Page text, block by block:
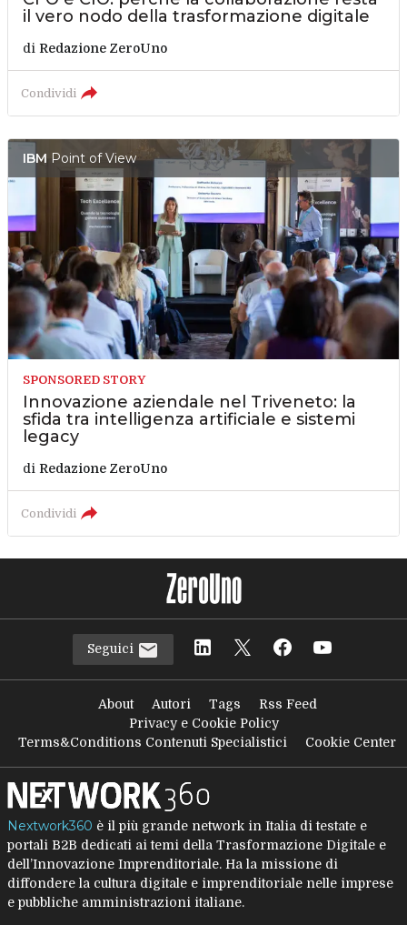
il vero nodo della trasformazione digitale
di Redazione ZeroUno
Condividi
IBMPoint of View
SPONSORED STORY
Innovazione aziendale nel Triveneto: la
sfida tra intelligenza artificiale e sistemi
legacy
di Redazione ZeroUno
Condividi
Seguici
About Autori Tags
Rss Feed
Privacy e Cookie Policy
Terms&Conditions Contenuti Specialistici
Cookie Center
Nextwork360 è il più grande network in Italia di testate e
portali B2B dedicati ai temi della Trasformazione Digitale e
dell’Innovazione Imprenditoriale. Ha la missione di
diffondere la cultura digitale e imprenditoriale nelle imprese
e pubbliche amministrazioni italiane.